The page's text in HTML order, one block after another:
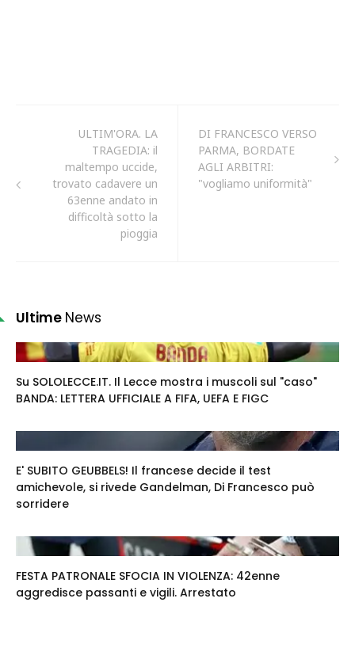
ULTIM'ORA. LA
TRAGEDIA: il
maltempo uccide,
trovato cadavere un
63enne andato in
difficoltà sotto la
pioggia
DI FRANCESCO VERSO
PARMA, BORDATE
AGLI ARBITRI:
"vogliamo uniformità"
Ultime News
Su SOLOLECCE.IT. Il Lecce mostra i muscoli sul "caso"
BANDA: LETTERA UFFICIALE A FIFA, UEFA E FIGC
E' SUBITO GEUBBELS! Il francese decide il test
amichevole, si rivede Gandelman, Di Francesco può
sorridere
FESTA PATRONALE SFOCIA IN VIOLENZA: 42enne
aggredisce passanti e vigili. Arrestato